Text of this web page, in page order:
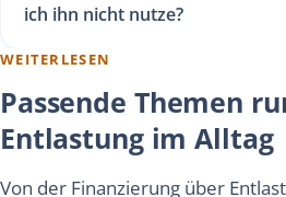
ich ihn nicht nutze?
WEITERLESEN
Passende Themen
Entlastung im Alltag
Von der Finanzierung über